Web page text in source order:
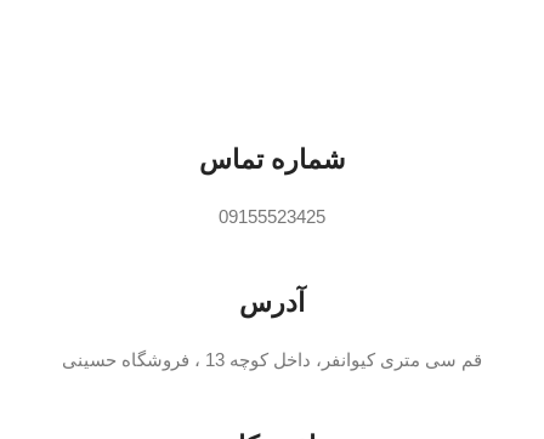
شماره تماس
09155523425
آدرس
قم سی متری کیوانفر، داخل کوچه 13 ، فروشگاه حسینی